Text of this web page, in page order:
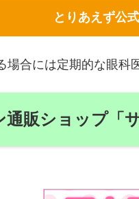
とりあえず公
合には定期的な眼科
販ショップ「